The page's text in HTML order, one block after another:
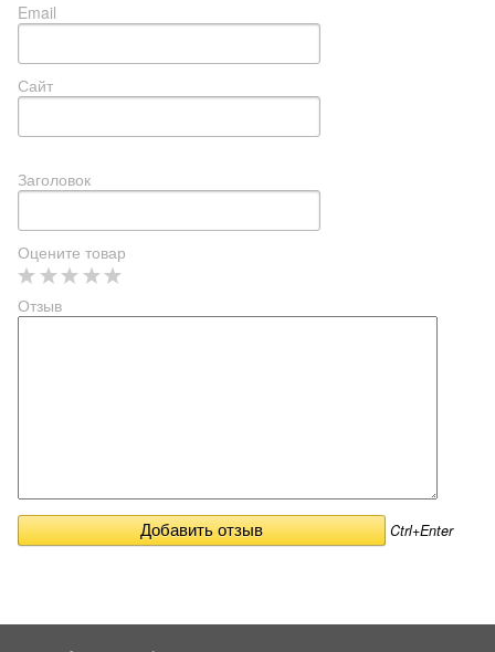
Email
Сайт
Заголовок
Оцените товар
Отзыв
Ctrl+Enter